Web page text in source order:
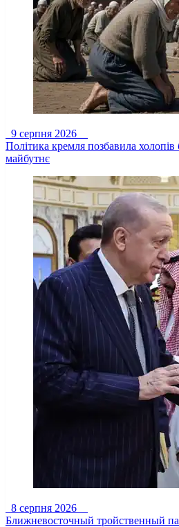
9 серпня 2026
Політика кремля позбавила
майбутнє
8 серпня 2026
Ближневосточный тройственный